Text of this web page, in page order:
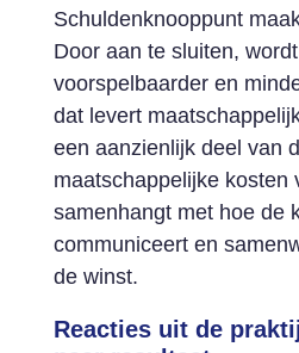
Schuldenknooppunt
Door aan te sluiten,
voorspelbaarder en
dat levert
een aanzienlijk deel van
maatschappelijke kosten
samenhangt met hoe de
communiceert en
de winst.
Reacties uit de